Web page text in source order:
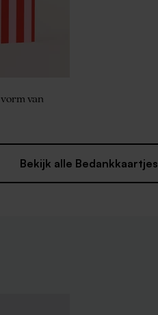
van
Bekijk alle Bedankkaartjes